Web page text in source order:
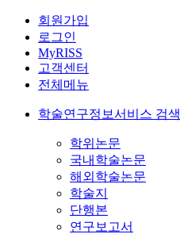
회원가입
로그인
MyRISS
고객센터
전체메뉴
학술연구정보서비스 검색
학위논문
국내학술논문
해외학술논문
학술지
단행본
연구보고서